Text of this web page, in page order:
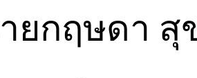
ยกฤษดา สุ